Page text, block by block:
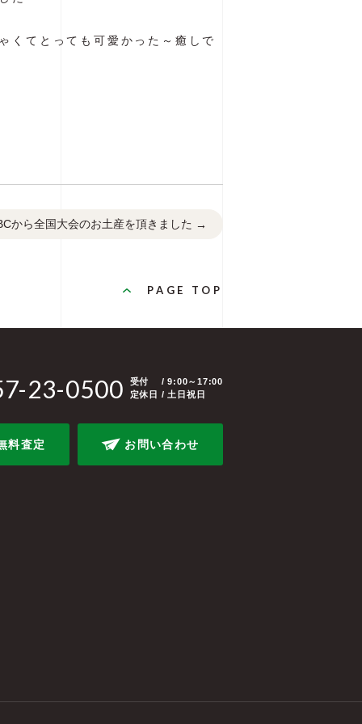
くてとっても可愛かった～癒しで
から全国大会のお土産を頂きました →
PAGE TOP
23-0500 受付
/ 9:00～17:00
定休日 / 土日祝日
料査定 お問い合わせ